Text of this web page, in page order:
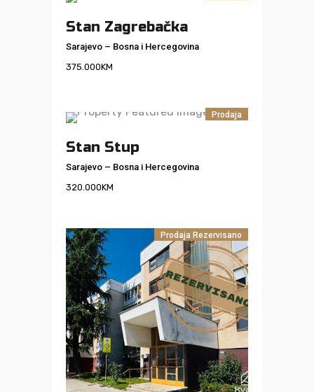
Stan Zagrebačka
Sarajevo – Bosna i Hercegovina
375.000KM
Prodaja
Stan Stup
Sarajevo – Bosna i Hercegovina
320.000KM
Prodaja Rezervisano